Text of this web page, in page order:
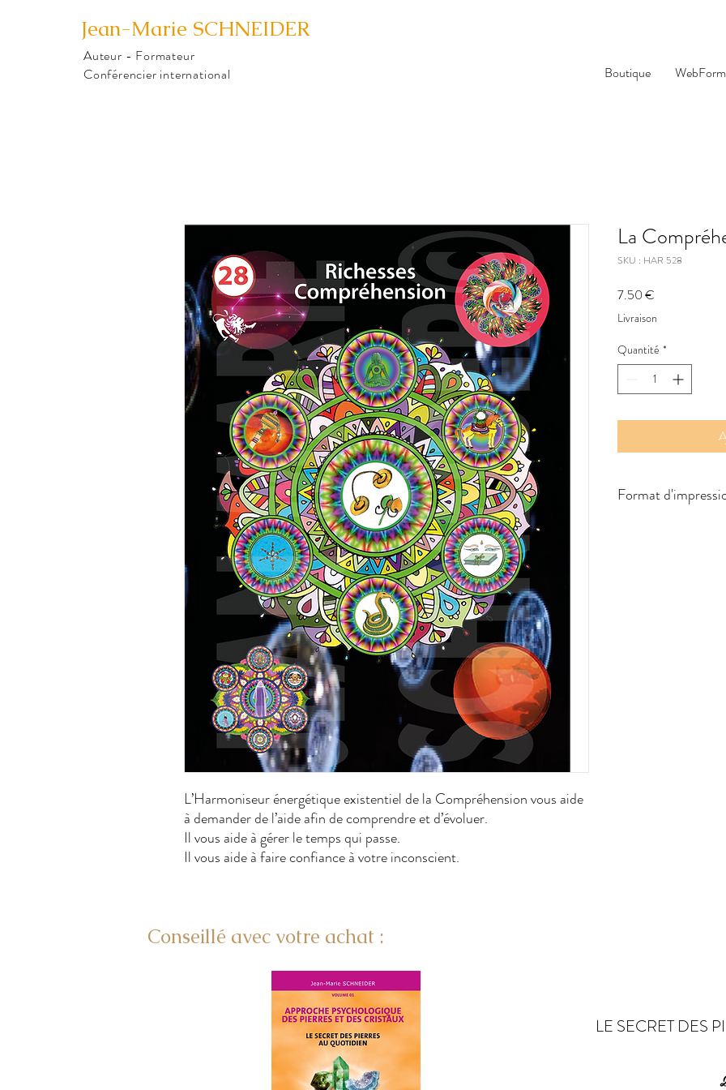
Jean-Marie SCHNEIDER
Auteur - Formateur
Conférencier international
Boutique
L’Harmoniseur énergétique existentiel de la Compréhension vous aide
à demander de l’aide afin de comprendre et d’évoluer.
Il vous aide à gérer le temps qui passe.
Il vous aide à faire confiance à votre inconscient.
La
SKU : HAR 528
7.50 €
Livraison
Quantité *
Format
Conseillé avec votre achat :
LE SECRET DES